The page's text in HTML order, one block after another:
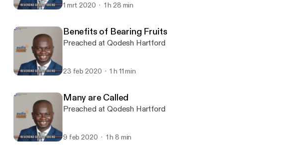
1 mrt 2020 1 h 28 min
Benefits of Bearing Fruits
Preached at Qodesh Hartford
23 feb 2020 1 h 11 min
Many are Called
Preached at Qodesh Hartford
9 feb 2020 1 h 8 min